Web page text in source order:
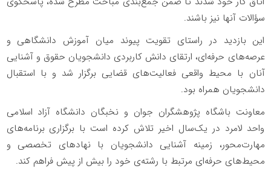
سؤالات آنها نیز باشند.
این بازدید در راستای تقویت پیوند میان آموزش دانشگاهی و
عرصه‌های حرفه‌ای، ارتقای دانش کاربردی دانشجویان حقوق و آشنایی
آنان با محیط واقعی فعالیت‌های قضایی برگزار شد و با استقبال
دانشجویان همراه بود.
معاونت باشگاه پژوهشگران جوان و نخبگان دانشگاه آزاد اسلامی
واحد لامرد در یک‌سال اخیر تلاش کرده است با برگزاری برنامه‌های
مهارت‌محور، زمینه آشنایی دانشجویان با نهادهای تخصصی و
محیط‌های حرفه‌ای مرتبط با رشته‌ی خود را بیش از پیش فراهم کند.